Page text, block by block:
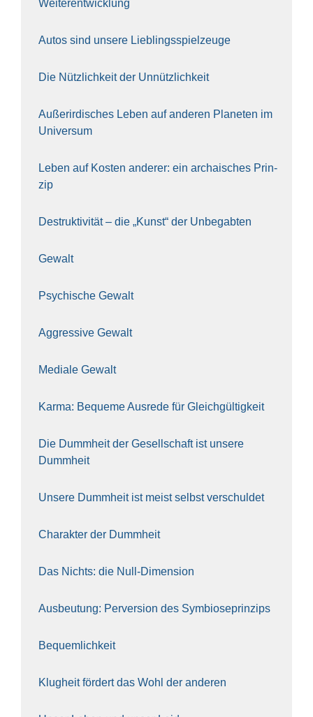
Wei­ter­ent­wick­lung
Autos sind unse­re Lieb­lings­spiel­zeu­ge
Die Nütz­lich­keit der Unnütz­lich­keit
Außer­ir­di­sches Leben auf ande­ren Pla­ne­ten im
Uni­ver­sum
Leben auf Kos­ten ande­rer: ein archai­sches Prin­
zip
Destruk­ti­vi­tät – die „Kunst“ der Unbe­gab­ten
Gewalt
Psy­chi­sche Gewalt
Aggres­si­ve Gewalt
Media­le Gewalt
Kar­ma: Beque­me Aus­re­de für Gleich­gül­tig­keit
Die Dumm­heit der Gesell­schaft ist unse­re
Dumm­heit
Unse­re Dumm­heit ist meist selbst ver­schul­det
Cha­rak­ter der Dumm­heit
Das Nichts: die Null-Dimen­si­on
Aus­beu­tung: Per­ver­si­on des Sym­bio­se­prin­zips
Bequem­lich­keit
Klug­heit för­dert das Wohl der ande­ren